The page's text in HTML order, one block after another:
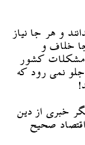
و هر جا نیاز
خلاف و
مشکلات کشور
نمی رود که
خبری از دین
صحیح